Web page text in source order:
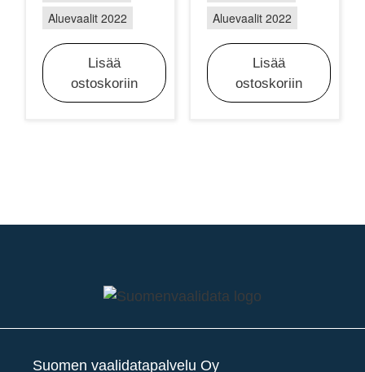
Aluevaalit 2022
Lisää
ostoskoriin
Aluevaalit 2022
Lisää
ostoskoriin
Suomen vaalidatapalvelu Oy